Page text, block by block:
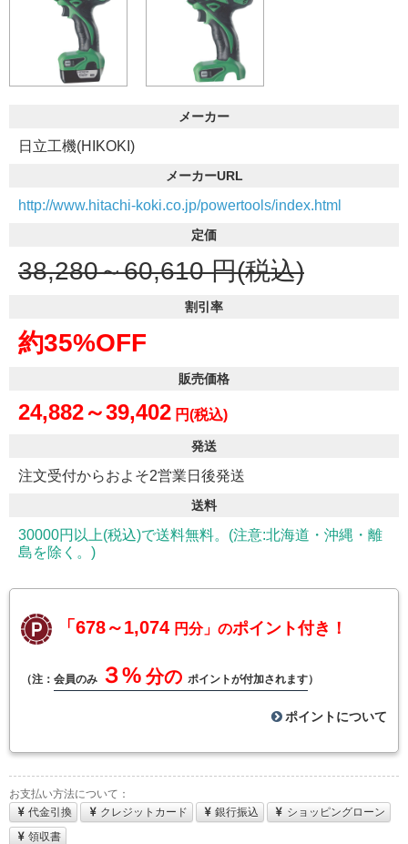
メーカー
日立工機(HIKOKI)
メーカーURL
http://www.hitachi-koki.co.jp/powertools/index.html
定価
38,280～60,610 円(税込)
割引率
約35%OFF
販売価格
24,882～39,402 円(税込)
発送
注文受付からおよそ2営業日後発送
送料
30000円以上(税込)で送料無料。(注意:北海道・沖縄・離
島を除く。)
「678～1,074 円分」のポイント付き！
（注： 会員のみ ３% 分の ポイントが付加されます）
ポイントについて
お支払い方法について：
代金引換
クレジットカード 銀行振込
ショッピングローン
領収書